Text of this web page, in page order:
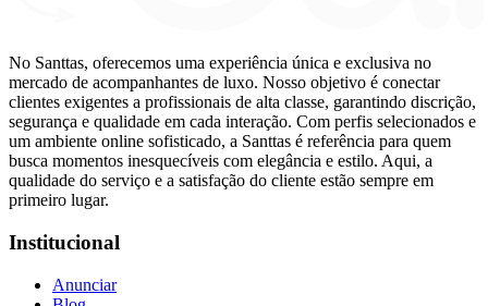
No Santtas, oferecemos uma experiência única e exclusiva no
mercado de acompanhantes de luxo. Nosso objetivo é conectar
clientes exigentes a profissionais de alta classe, garantindo discrição,
segurança e qualidade em cada interação. Com perfis selecionados e
um ambiente online sofisticado, a Santtas é referência para quem
busca momentos inesquecíveis com elegância e estilo. Aqui, a
qualidade do serviço e a satisfação do cliente estão sempre em
primeiro lugar.
Institucional
Anunciar